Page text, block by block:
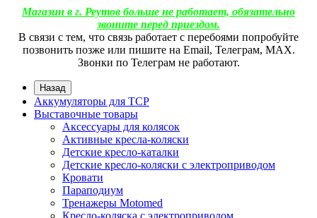
Магазин в г. Реутов больше не работает, обязательно
звоните перед приездом.
В связи с тем, что связь работает с перебоями попробуйте
позвонить позже или пишите на Email, Телеграм, МАХ.
Звонки по Телеграм не работают.
Назад
Аккумуляторы для ТСР
Выставочные товары
Аксессуары для колясок
Активные кресла-коляски
Детские кресло-каталки
Детские кресло-коляски с электроприводом
Кровати
Параподиум
Тренажеры Motomed
Кресло-коляска с электроприводом